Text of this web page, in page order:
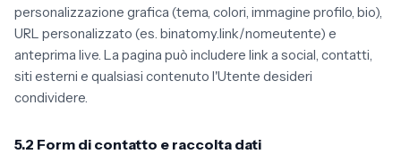
personalizzazione grafica (tema, colori, immagine profilo, bio),
URL personalizzato (es. binatomy.link/nomeutente) e
anteprima live. La pagina può includere link a social, contatti,
siti esterni e qualsiasi contenuto l'Utente desideri
condividere.
5.2 Form di contatto e raccolta dati